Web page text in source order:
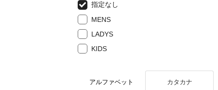
指定なし
MENS
LADYS
KIDS
アルファベット カタカナ